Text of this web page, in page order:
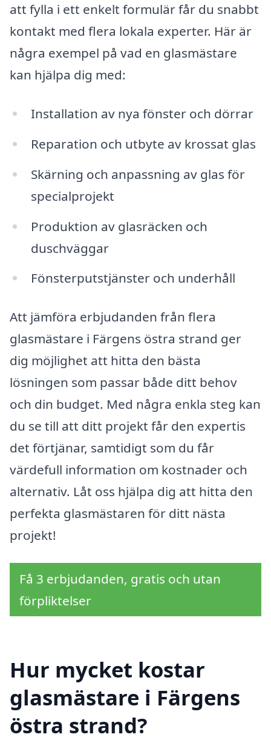
att fylla i ett enkelt formulär får du snabbt
kontakt med flera lokala experter. Här är
några exempel på vad en glasmästare
kan hjälpa dig med:
Installation av nya fönster och dörrar
Reparation och utbyte av krossat glas
Skärning och anpassning av glas för
specialprojekt
Produktion av glasräcken och
duschväggar
Fönsterputstjänster och underhåll
Att jämföra erbjudanden från flera
glasmästare i Färgens östra strand ger
dig möjlighet att hitta den bästa
lösningen som passar både ditt behov
och din budget. Med några enkla steg kan
du se till att ditt projekt får den expertis
det förtjänar, samtidigt som du får
värdefull information om kostnader och
alternativ. Låt oss hjälpa dig att hitta den
perfekta glasmästaren för ditt nästa
projekt!
Få 3 erbjudanden, gratis och utan
förpliktelser
Hur mycket kostar
glasmästare i Färgens
östra strand?